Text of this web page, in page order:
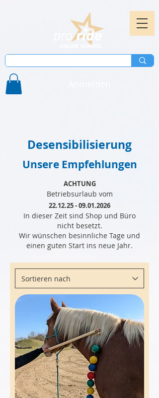
Desensibilisierung
Unsere Empfehlungen
ACHTUNG
Betriebsurlaub vom
22.12.25 - 09.01.2026
In dieser Zeit sind Shop und Büro
nicht besetzt.
Wir wünschen besinnliche Tage und
einen guten Start ins neue Jahr.​